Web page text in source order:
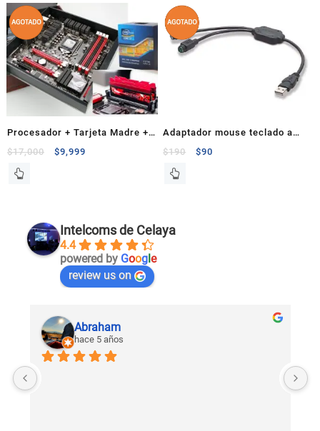
Procesador + Tarjeta Madre +
Ram
$17,000 $9,999
Adaptador mouse teclado a
usb belkin
$190 $90
Intelcoms de Celaya
4.4
powered by Google
review us on
Abraham
hace 5 años